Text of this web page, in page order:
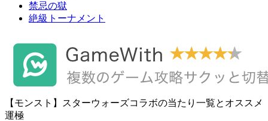
禁忌の獄
絶級トーナメント
【モンスト】スターウォーズコラボの当たり一覧とオススメ
運極